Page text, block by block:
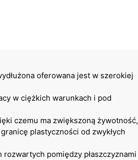
oferowana jest w szerokiej
w ciężkich warunkach i pod
czemu ma zwiększoną żywotność,
plastyczności od zwykłych
rozwartych pomiędzy płaszczyznami